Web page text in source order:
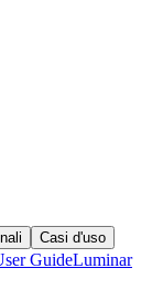
Casi d'uso
GuideLuminar